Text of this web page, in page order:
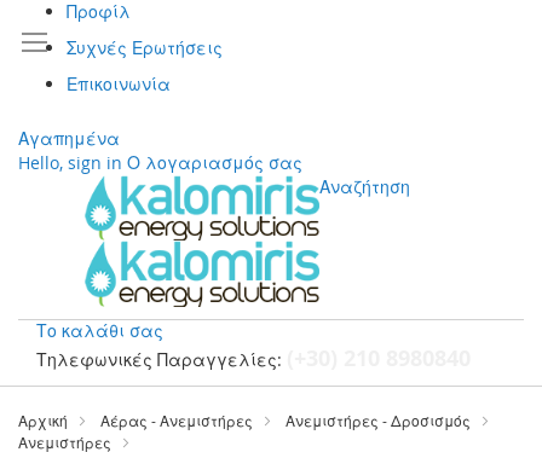
Προφίλ
Συχνές Ερωτήσεις
Επικοινωνία
Αγαπημένα
Hello, sign in Ο λογαριασμός σας
Αναζήτηση
Το καλάθι σας
Τηλεφωνικές Παραγγελίες:
Μετάβαση
περιεχόμενο
Αρχική Αέρας - Ανεμιστήρες
Ανεμιστήρες - Δροσισμός
Ανεμιστήρες